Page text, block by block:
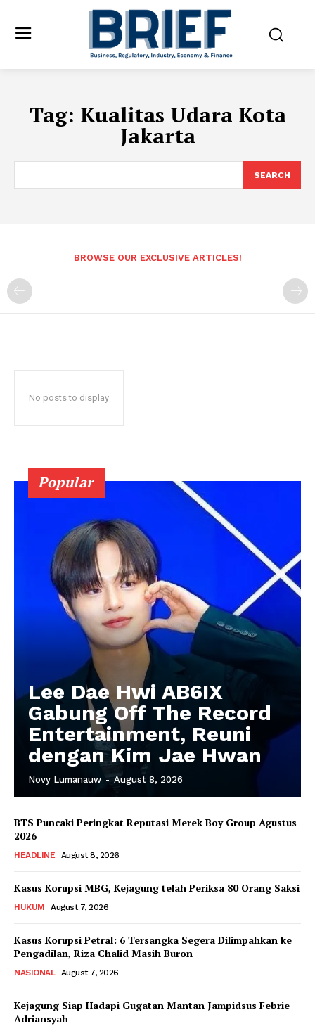
Tag: Kualitas Udara Kota
Jakarta
SEARCH
BROWSE OUR EXCLUSIVE ARTICLES!
No posts to display
Popular
Lee Dae Hwi AB6IX
Gabung Off The Record
Entertainment, Reuni
dengan Kim Jae Hwan
Novy Lumanauw - August 8, 2026
BTS Puncaki Peringkat Reputasi Merek Boy Group Agustus
2026
HEADLINE August 8, 2026
Kasus Korupsi MBG, Kejagung telah Periksa 80 Orang Saksi
HUKUM August 7, 2026
Kasus Korupsi Petral: 6 Tersangka Segera Dilimpahkan ke
Pengadilan, Riza Chalid Masih Buron
NASIONAL August 7, 2026
Kejagung Siap Hadapi Gugatan Mantan Jampidsus Febrie
Adriansyah